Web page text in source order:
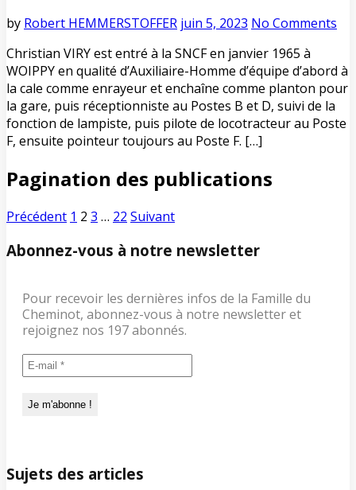
by Robert HEMMERSTOFFER juin 5, 2023 No Comments
Christian VIRY est entré à la SNCF en janvier 1965 à
WOIPPY en qualité d’Auxiliaire-Homme d’équipe d’abord à
la cale comme enrayeur et enchaîne comme planton pour
la gare, puis réceptionniste au Postes B et D, suivi de la
fonction de lampiste, puis pilote de locotracteur au Poste
F, ensuite pointeur toujours au Poste F. […]
Pagination des publications
Précédent 1 2 3 … 22 Suivant
Abonnez-vous à notre newsletter
Pour recevoir les dernières infos de la Famille du
Cheminot, abonnez-vous à notre newsletter et
rejoignez nos 197 abonnés.
Sujets des articles